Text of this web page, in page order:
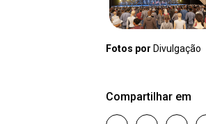
Fotos por Divulgação
Compartilhar em